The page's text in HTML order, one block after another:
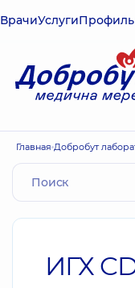
ВрачиУслуги
Главная Добробут
ИГХ